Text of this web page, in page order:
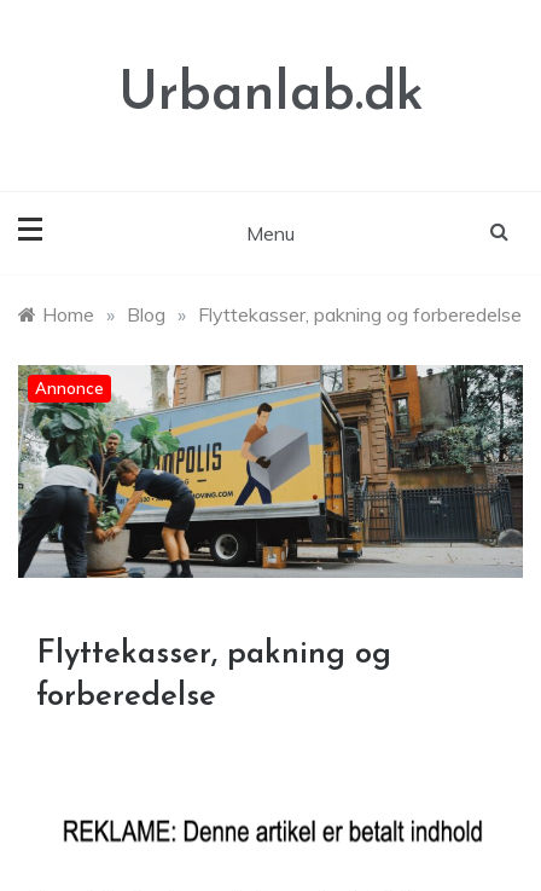
Urbanlab.dk
Menu
Home » Blog » Flyttekasser, pakning og forberedelse
Annonce
Flyttekasser, pakning og
forberedelse